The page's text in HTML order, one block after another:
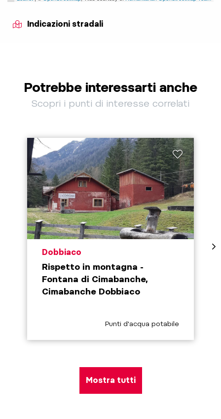
Indicazioni stradali
Potrebbe interessarti anche
Scopri i punti di interesse correlati
aria.poi_location_prefix
Dobbiaco
Rispetto in montagna -
Fontana di Cimabanche,
Cimabanche Dobbiaco
aria.poi_category_prefix
Punti d'acqua potabile
Mostra tutti